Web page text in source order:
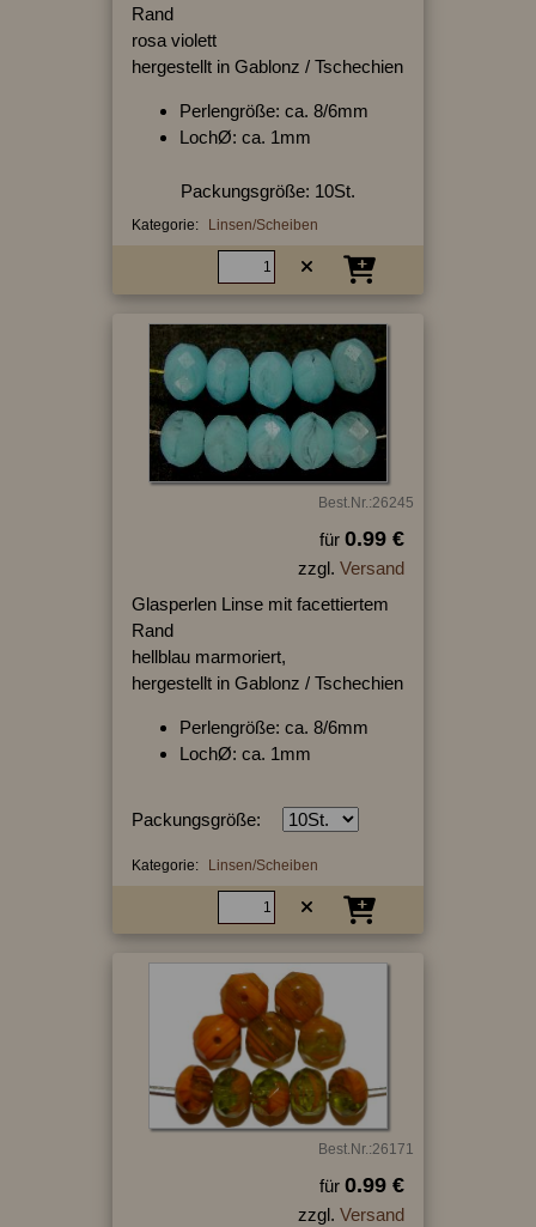
Rand
rosa violett
hergestellt in Gablonz / Tschechien
Perlengröße: ca. 8/6mm
LochØ: ca. 1mm
Packungsgröße: 10St.
Kategorie: Linsen/Scheiben
Best.Nr.:26245
für 0.99 €
zzgl. Versand
Glasperlen Linse mit facettiertem
Rand
hellblau marmoriert,
hergestellt in Gablonz / Tschechien
Perlengröße: ca. 8/6mm
LochØ: ca. 1mm
Packungsgröße:
Kategorie: Linsen/Scheiben
Best.Nr.:26171
für 0.99 €
zzgl. Versand